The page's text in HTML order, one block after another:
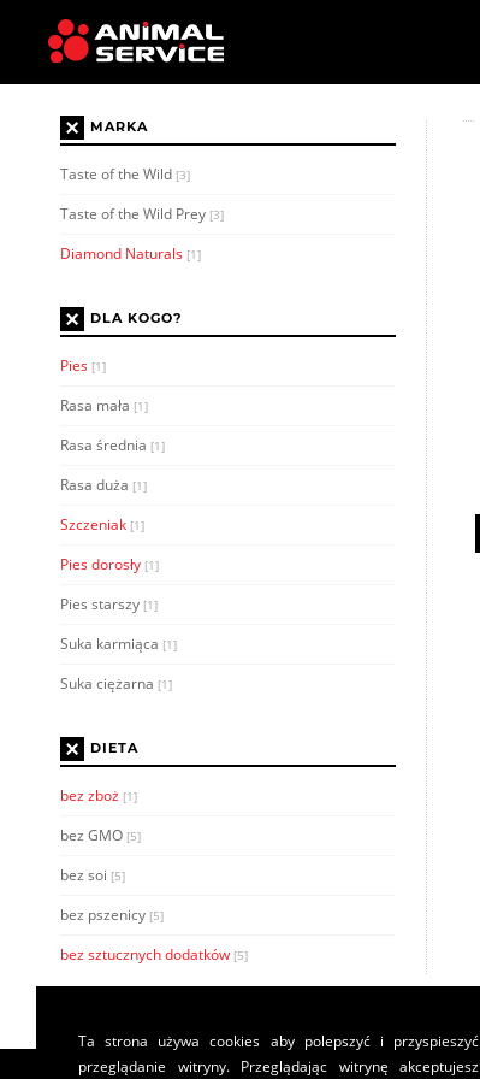
× MARKA
Taste of the Wild [3]
Taste of the Wild Prey [3]
Diamond Naturals [1]
× DLA KOGO?
Pies [1]
Rasa mała [1]
Rasa średnia [1]
Rasa duża [1]
Szczeniak [1]
Pies dorosły [1]
Pies starszy [1]
Suka karmiąca [1]
Suka ciężarna [1]
× DIETA
bez zboż [1]
bez GMO [5]
bez soi [5]
bez pszenicy [5]
bez sztucznych dodatków [5]
Ta strona używa cookies aby polepszyć i przyspieszyć
przeglądanie witryny. Przeglądając witrynę akceptujesz